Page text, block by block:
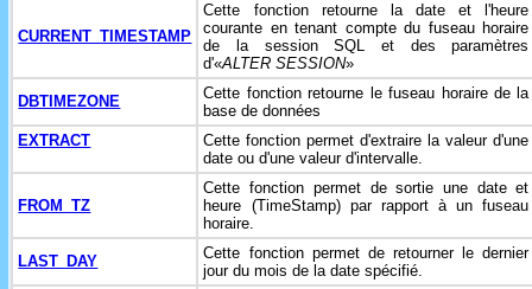
CURRENT_TIMESTAMP
Cette fonction retourne la date et l'heure
courante en tenant compte du fuseau horaire
de la session SQL et des paramètres
d'«ALTER SESSION»
DBTIMEZONE
Cette fonction retourne le fuseau horaire de la
base de données
EXTRACT
Cette fonction permet d'extraire la valeur d'une
date ou d'une valeur d'intervalle.
FROM_TZ
Cette fonction permet de sortie une date et
heure (TimeStamp) par rapport à un fuseau
horaire.
LAST_DAY
Cette fonction permet de retourner le dernier
jour du mois de la date spécifié.